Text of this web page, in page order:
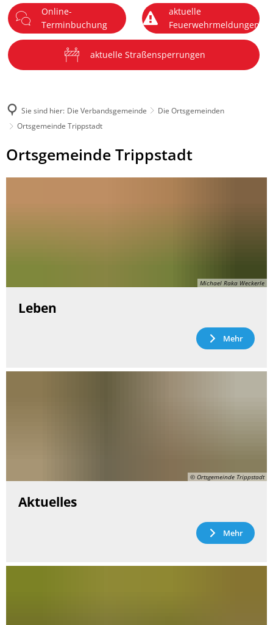
Menü
Online-
Terminbuchung
aktuelle
Feuerwehrmeldungen
aktuelle Straßensperrungen
Sie sind hier: Die Verbandsgemeinde
Die Ortsgemeinden
Ortsgemeinde Trippstadt
Ortsgemeinde
Trippstadt
Ortsgemeinde Trippstadt
Michael Raka Weckerle
Leben
Mehr
© Ortsgemeinde Trippstadt
Aktuelles
Mehr